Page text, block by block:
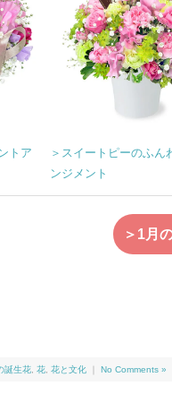
トア
＞スイートピーのふん
ンジメント
＞1月
誕生花 花 花と文化 No Comments »